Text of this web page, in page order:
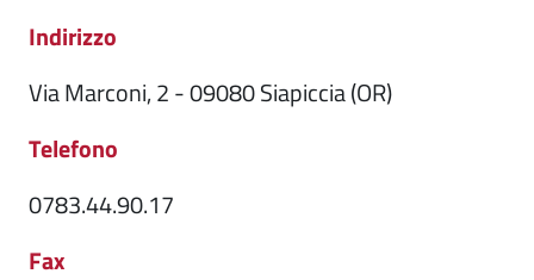
Indirizzo
Via Marconi, 2 - 09080 Siapiccia (OR)
Telefono
0783.44.90.17
Fax